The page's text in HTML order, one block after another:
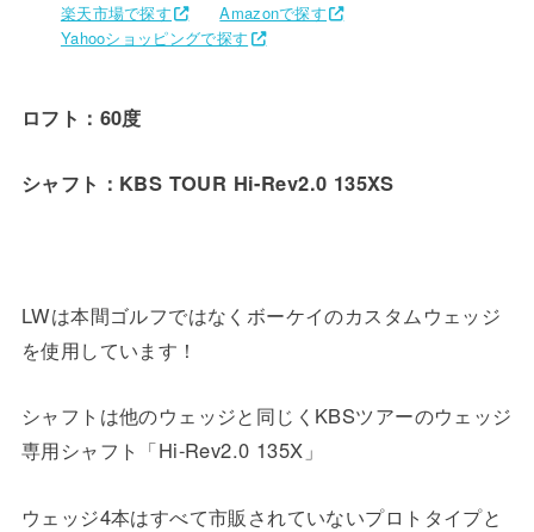
楽天市場で探す
Amazonで探す
Yahooショッピングで探す
ロフト：60度
シャフト：KBS TOUR Hi-Rev2.0 135XS
LWは本間ゴルフではなくボーケイのカスタムウェッジ
を使用しています！
シャフトは他のウェッジと同じくKBSツアーのウェッジ
専用シャフト「Hi-Rev2.0 135X」
ウェッジ4本はすべて市販されていないプロトタイプと